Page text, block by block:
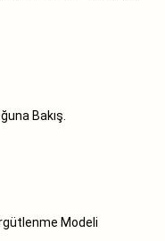
Bakış.
Modeli